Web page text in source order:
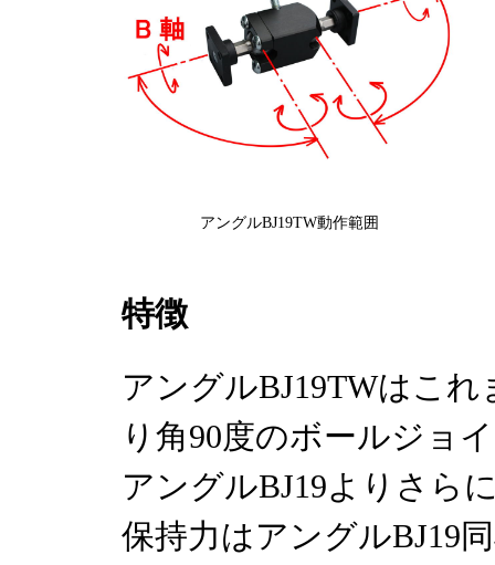
アングルBJ19TW動作範囲
特徴
アングルBJ19TWはこ
り角90度のボールジョ
アングルBJ19よりさら
保持力はアングルBJ19